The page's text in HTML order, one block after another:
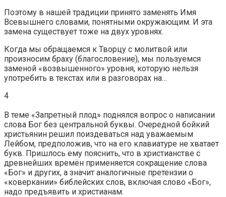
Поэтому в нашей традиции принято заменять Имя
Всевышнего словами, понятными окружающим. И эта
замена существует тоже на двух уровнях.
Когда мы обращаемся к Творцу с молитвой или
произносим браху (благословение), мы пользуемся
заменой «возвышенного» уровня, которую нельзя
употребить в текстах или в разговорах на…
4
В теме «Запретный плод» поднялся вопрос о написании
слова Бог без центральной буквы. Очередной бойкий
христьянин решил поиздеваться над уважаемым
Лейбом, предположив, что на его клавиатуре не хватает
букв. Пришлось ему пояснить, что в христианстве с
древнейших времён применяется сокращение слова
«Бог» и других, а значит аналогичные претензии о
«коверкании» библейских слов, включая слово «Бог»,
надо предъявить и христианам.